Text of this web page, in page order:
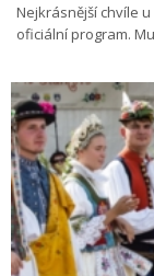
Nejkrásnější chvíle
oficiální program.